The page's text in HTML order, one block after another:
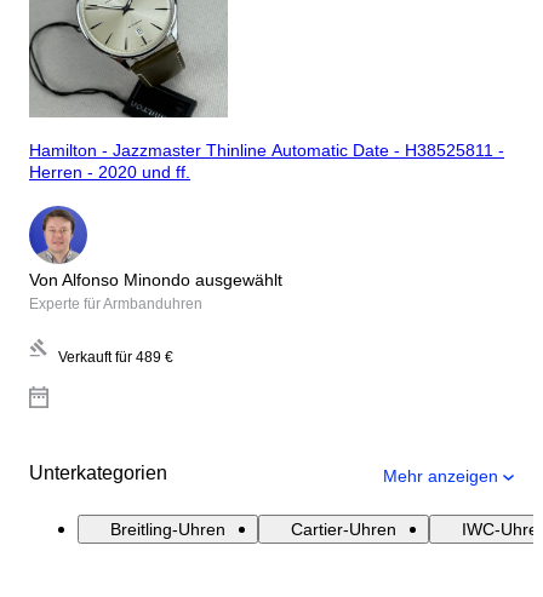
Hamilton - Jazzmaster Thinline Automatic Date - H38525811 -
Herren - 2020 und ff.
Von Alfonso Minondo ausgewählt
Experte für Armbanduhren
Verkauft für 489 €
Unterkategorien Mehr anzeigen
Breitling-Uhren Cartier-Uhren IWC-